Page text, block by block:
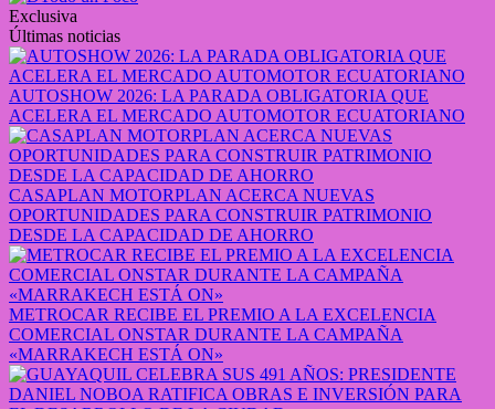
Exclusiva
Últimas noticias
AUTOSHOW 2026: LA PARADA OBLIGATORIA QUE
ACELERA EL MERCADO AUTOMOTOR ECUATORIANO
CASAPLAN MOTORPLAN ACERCA NUEVAS
OPORTUNIDADES PARA CONSTRUIR PATRIMONIO
DESDE LA CAPACIDAD DE AHORRO
METROCAR RECIBE EL PREMIO A LA EXCELENCIA
COMERCIAL ONSTAR DURANTE LA CAMPAÑA
«MARRAKECH ESTÁ ON»